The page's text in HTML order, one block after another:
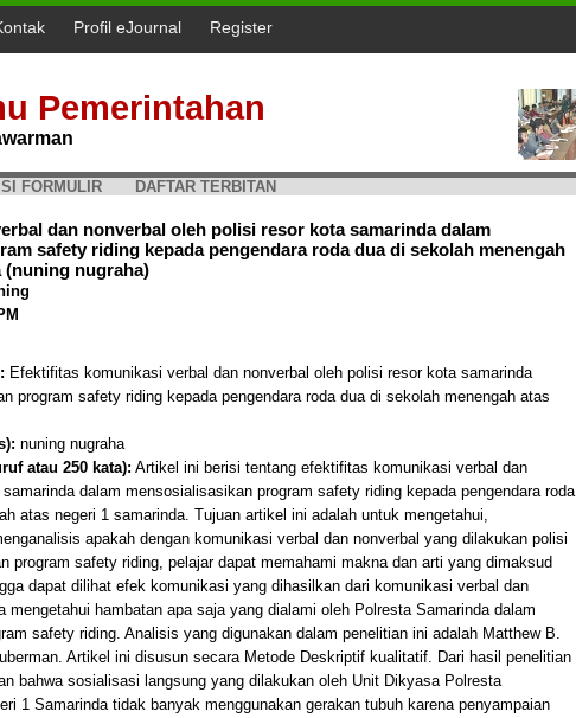
Profil eJournal Register
Pemerintahan
ISI FORMULIR DAFTAR TERBITAN
dan nonverbal oleh polisi resor kota samarinda dalam
safety riding kepada pengendara roda dua di sekolah menengah
(nuning nugraha)
Efektifitas komunikasi verbal dan nonverbal oleh polisi resor kota samarinda
program safety riding kepada pengendara roda dua di sekolah menengah atas
nuning nugraha
atau 250 kata): Artikel ini berisi tentang efektifitas komunikasi verbal dan
dalam mensosialisasikan program safety riding kepada pengendara roda
atas negeri 1 samarinda. Tujuan artikel ini adalah untuk mengetahui,
apakah dengan komunikasi verbal dan nonverbal yang dilakukan polisi
program safety riding, pelajar dapat memahami makna dan arti yang dimaksud
dapat dilihat efek komunikasi yang dihasilkan dari komunikasi verbal dan
mengetahui hambatan apa saja yang dialami oleh Polresta Samarinda dalam
safety riding. Analisis yang digunakan dalam penelitian ini adalah Matthew B.
Artikel ini disusun secara Metode Deskriptif kualitatif. Dari hasil penelitian
bahwa sosialisasi langsung yang dilakukan oleh Unit Dikyasa Polresta
1 Samarinda tidak banyak menggunakan gerakan tubuh karena penyampaian